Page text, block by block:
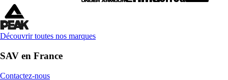
Découvrir toutes nos marques
SAV en France
Contactez-nous